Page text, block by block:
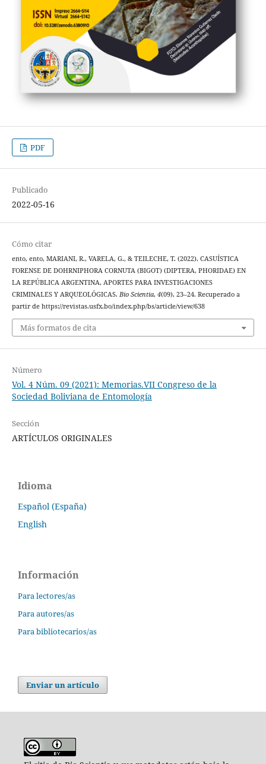
PDF
Publicado
2022-05-16
Cómo citar
ento, ento, MARIANI, R., VARELA, G., & TEILECHE, T. (2022). CASUÍSTICA
FORENSE DE DOHRNIPHORA CORNUTA (BIGOT) (DIPTERA, PHORIDAE) EN
LA REPÚBLICA ARGENTINA, APORTES PARA INVESTIGACIONES
CRIMINALES Y ARQUEOLÓGICAS. Bio Scientia, 4(09), 23–24. Recuperado a
partir de https://revistas.usfx.bo/index.php/bs/article/view/638
Más formatos de cita
Número
Vol. 4 Núm. 09 (2021): Memorias.VII Congreso de la
Sociedad Boliviana de Entomología
Sección
ARTÍCULOS ORIGINALES
Idioma
Español (España)
English
Información
Para lectores/as
Para autores/as
Para bibliotecarios/as
Enviar un artículo